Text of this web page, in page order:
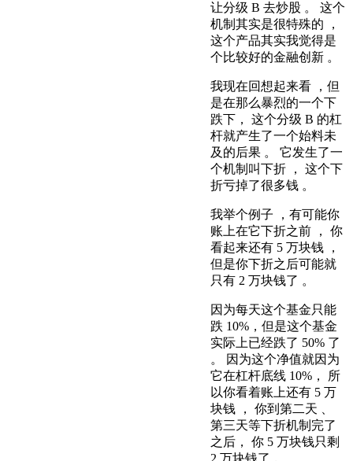
让分级 B 去炒股 。 这个
机制其实是很特殊的 ，
这个产品其实我觉得是
个比较好的金融创新 。
我现在回想起来看 ，但
是在那么暴烈的一个下
跌下， 这个分级 B 的杠
杆就产生了一个始料未
及的后果 。 它发生了一
个机制叫下折 ， 这个下
折亏掉了很多钱 。
我举个例子 ，有可能你
账上在它下折之前 ， 你
看起来还有 5 万块钱 ，
但是你下折之后可能就
只有 2 万块钱了 。
因为每天这个基金只能
跌 10%，但是这个基金
实际上已经跌了 50% 了
。 因为这个净值就因为
它在杠杆底线 10%， 所
以你看着账上还有 5 万
块钱 ， 你到第二天 、
第三天等下折机制完了
之后， 你 5 万块钱只剩